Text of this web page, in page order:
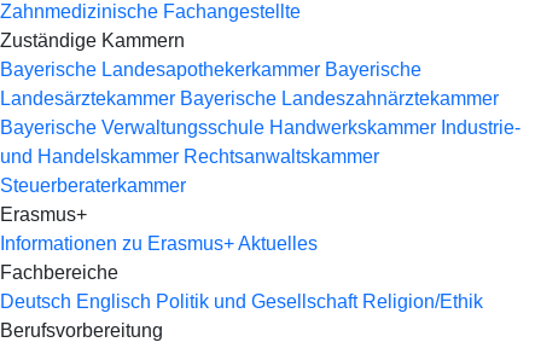
Zahnmedizinische Fachangestellte
Zuständige Kammern
Bayerische Landesapothekerkammer Bayerische
Landesärztekammer Bayerische Landeszahnärztekammer
Bayerische Verwaltungsschule Handwerkskammer Industrie-
und Handelskammer Rechtsanwaltskammer
Steuerberaterkammer
Erasmus+
Informationen zu Erasmus+Aktuelles
Fachbereiche
Deutsch Englisch Politik und Gesellschaft Religion/Ethik
Berufsvorbereitung